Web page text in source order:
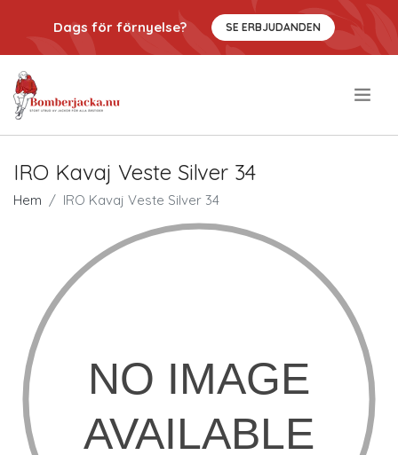
Dags för förnyelse? SE ERBJUDANDEN
IRO Kavaj Veste Silver 34
Hem IRO Kavaj Veste Silver 34